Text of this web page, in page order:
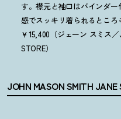
す。襟元と袖口はバインダ
感でスッキリ着られるとこ
￥15,400（ジェーン スミス
STORE）
JOHN MASON SMITH JANE